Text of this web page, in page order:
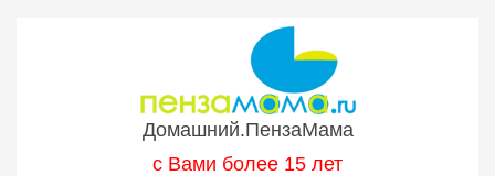
Домашний.ПензаМама
с Вами более 15 лет